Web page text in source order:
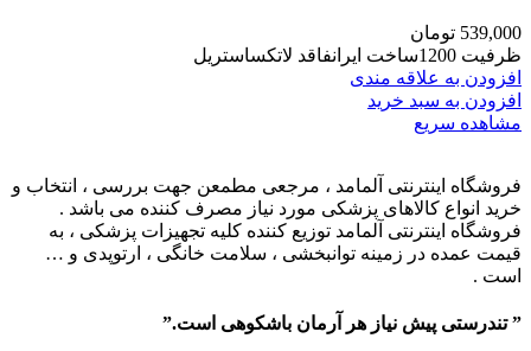
539,000 تومان
ظرفیت 1200ساخت ایرانفاقد لاتکساستریل
افزودن به علاقه مندی
افزودن به سبد خرید
مشاهده سریع
فروشگاه اینترنتی آلمامد ، مرجعی مطمعن جهت بررسی ، انتخاب و
خرید انواع کالاهای پزشکی مورد نیاز مصرف کننده می باشد .
فروشگاه اینترنتی آلمامد توزیع کننده کلیه تجهیزات پزشکی ، به
قیمت عمده در زمینه توانبخشی ، سلامت خانگی ، ارتوپدی و …
است .
” تندرستی پیش نیاز هر آرمان باشکوهی است.”